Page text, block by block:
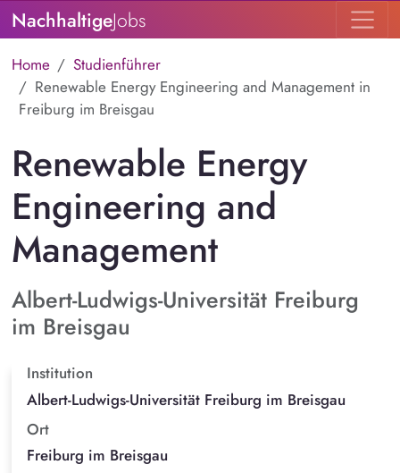
NachhaltigeJobs
Home
Studienführer
Renewable Energy Engineering and Management in
Freiburg im Breisgau
Renewable Energy
Engineering and
Management
Albert-Ludwigs-Universität Freiburg
im Breisgau
Institution
Albert-Ludwigs-Universität Freiburg im Breisgau
Ort
Freiburg im Breisgau